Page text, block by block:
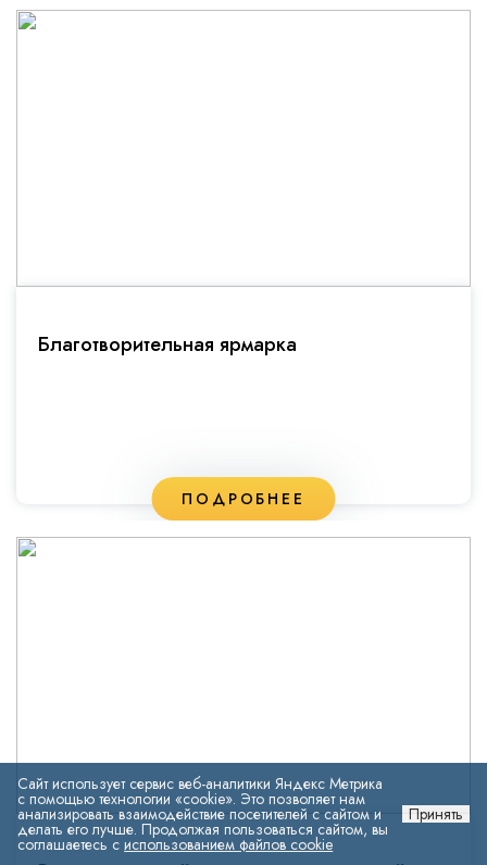
Благотворительная ярмарка
ПОДРОБНЕЕ
Сайт использует сервис веб-аналитики Яндекс Метрика
с помощью технологии «cookie». Это позволяет нам
анализировать взаимодействие посетителей с сайтом и
делать его лучше. Продолжая пользоваться сайтом, вы
соглашаетесь сиспользованием файлов cookie
Принять